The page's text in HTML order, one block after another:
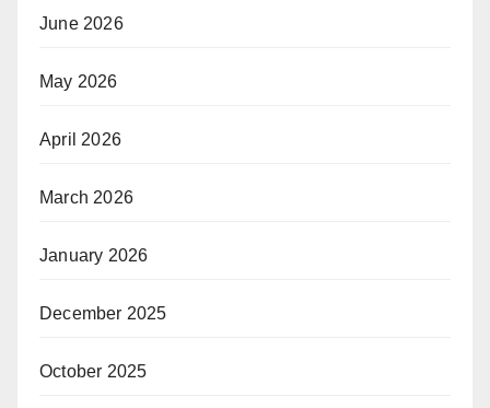
June 2026
May 2026
April 2026
March 2026
January 2026
December 2025
October 2025